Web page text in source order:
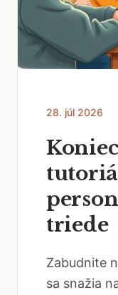
28. júl 2026
triede
Zabudnite
sa snažia